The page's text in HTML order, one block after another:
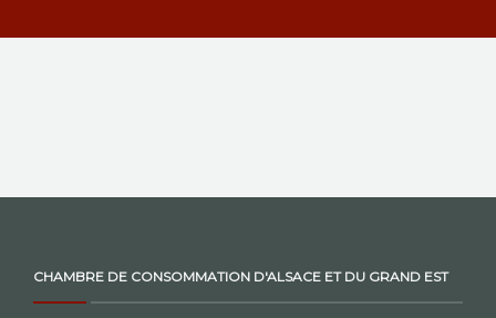
CHAMBRE DE CONSOMMATION D'ALSACE ET DU GRAND EST